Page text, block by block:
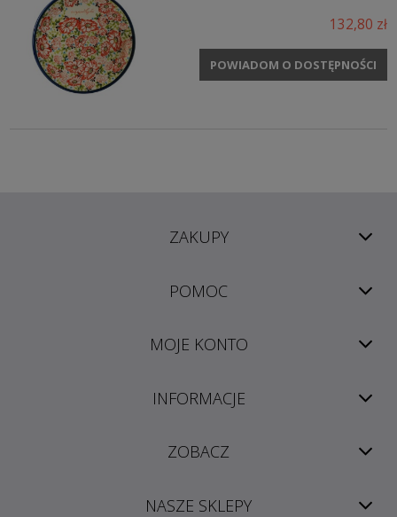
132,80 zł
POWIADOM O DOSTĘPNOŚCI
ZAKUPY
POMOC
MOJE KONTO
INFORMACJE
ZOBACZ
NASZE SKLEPY